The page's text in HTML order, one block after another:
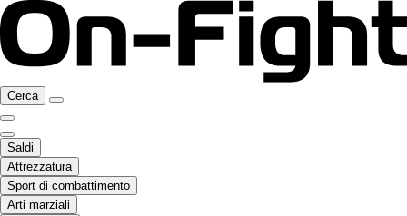
Cerca
Saldi
Attrezzatura
Sport di combattimento
Arti marziali